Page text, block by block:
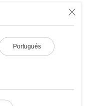
Portugués
y colaboración de
para eliminar la
abriendo las puertas a
clases presenciales
inicial, sino que
líder en la adopción de
y colaboración,